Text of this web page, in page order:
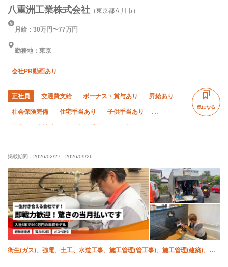
八重洲工業株式会社 （東京都立川市）
月給：30万円〜77万円
勤務地：東京
会社PR動画あり
正社員 交通費支給 ボーナス・賞与あり 昇給あり
社会保険完備 住宅手当あり 子供手当あり
食堂・食事補助あり 制服貸与 研修制度あり
有資格者優遇 女性活躍中
直帰・直行OK 土日休み 完全週休二日制
年末年始休暇 転勤なし
気になる
掲載期間： 2026/02/27 - 2026/09/26
衛生(ガス)、強電、土工、水道工事、施工管理(管工事)、施工管理(建築)、施